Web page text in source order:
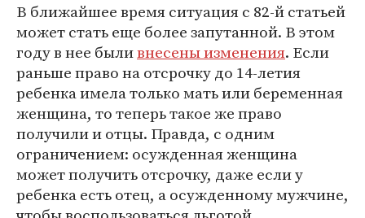
В ближайшее время ситуация с 82-й статьей
может стать еще более запутанной. В этом
году в нее быливнесены изменения. Если
раньше право на отсрочку до 14-летия
ребенка имела только мать или беременная
женщина, то теперь такое же право
получили и отцы. Правда, с одним
ограничением: осужденная женщина
может получить отсрочку, даже если у
ребенка есть отец, а осужденному мужчине,